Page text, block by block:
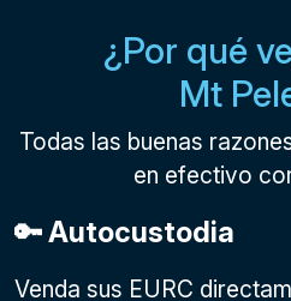
¿Por qué
Mt
Todas las buenas
en efectivo
🔑 Autocustodia
Venda sus EURC